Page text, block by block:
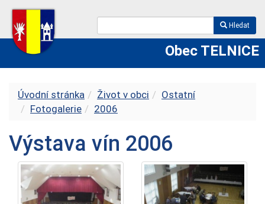
Hledat
Obec TELNICE
Úvodní stránka Život v obci
Ostatní
Fotogalerie
2006
Výstava vín 2006